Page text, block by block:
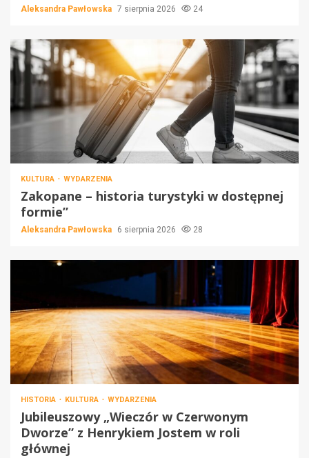
Aleksandra Pawłowska 7 sierpnia 2026 24
KULTURA WYDARZENIA
Zakopane – historia turystyki w dostępnej
formie”
Aleksandra Pawłowska 6 sierpnia 2026 28
HISTORIA KULTURA WYDARZENIA
Jubileuszowy „Wieczór w Czerwonym
Dworze” z Henrykiem Jostem w roli
głównej